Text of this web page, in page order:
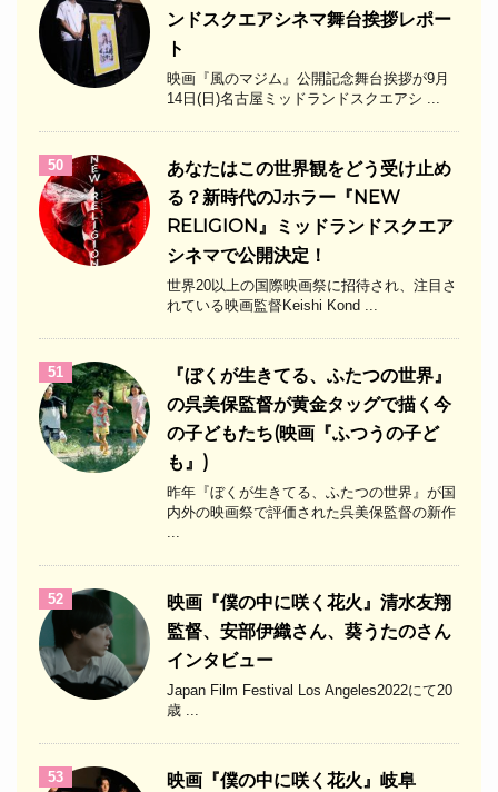
ンドスクエアシネマ舞台挨拶レポー
ト
映画『風のマジム』公開記念舞台挨拶が9月
14日(日)名古屋ミッドランドスクエアシ ...
50
あなたはこの世界観をどう受け止め
る？新時代のJホラー『NEW
RELIGION』ミッドランドスクエア
シネマで公開決定！
世界20以上の国際映画祭に招待され、注目さ
れている映画監督Keishi Kond ...
51
『ぼくが生きてる、ふたつの世界』
の呉美保監督が黄金タッグで描く今
の子どもたち(映画『ふつうの子ど
も』)
昨年『ぼくが生きてる、ふたつの世界』が国
内外の映画祭で評価された呉美保監督の新作
52
映画『僕の中に咲く花火』清水友翔
監督、安部伊織さん、葵うたのさん
インタビュー
Japan Film Festival Los Angeles2022にて20
歳 ...
53
映画『僕の中に咲く花火』岐阜